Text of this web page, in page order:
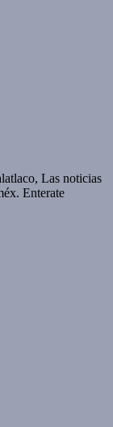
Las noticias
Enterate